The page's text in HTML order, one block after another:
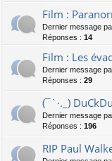
Film :
Dernier message
Réponses : 14
Film : Les
Dernier message
Réponses : 29
(¯`·._)
Dernier message
Réponses : 196
RIP Paul